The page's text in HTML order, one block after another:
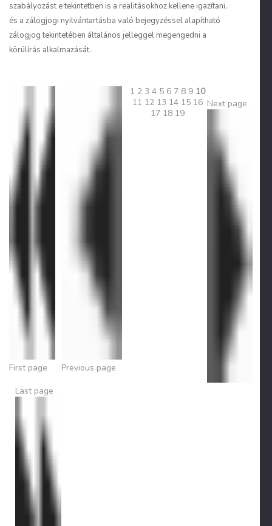
szabályozást e tekintetben is a realitásokhoz kellene igazítani,
és a zálogjogi nyilvántartásba való bejegyzéssel alapítható
zálogjog tekintetében általános jelleggel megengedni a
körülírás alkalmazását.
First page Previous page
1 2 3 4 5 6 7 8 9 10
11 12 13 14 15 16
17 18 19
Next page
Last page